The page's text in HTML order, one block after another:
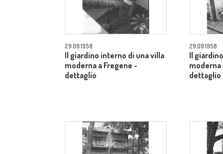
29.09.1958
Il giardino interno di una villa
moderna a Fregene -
dettaglio
29.09.1958
Il
moderna
dettaglio